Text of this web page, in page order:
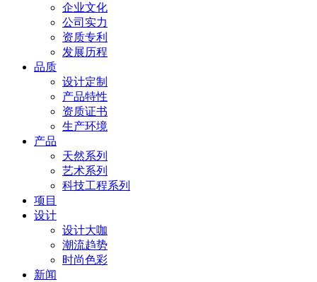
企业文化
公司实力
资质专利
发展历程
品质
设计定制
产品特性
资质证书
生产环境
产品
天然系列
艺术系列
科技工程系列
项目
设计
设计大咖
潮流趋势
时尚色彩
新闻